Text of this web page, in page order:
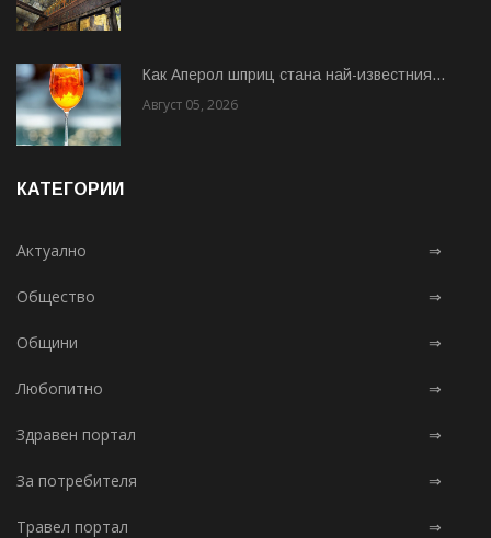
Как Аперол шприц стана най-известния...
Август 05, 2026
КАТЕГОРИИ
Актуално ⇒
Общество ⇒
Общини ⇒
Любопитно ⇒
Здравен портал ⇒
За потребителя ⇒
Травел портал ⇒